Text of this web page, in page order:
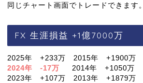
同じチャート画面でトレードできます。
FX 生涯損益 +1億7000万
2025年 +233万 2015年 +1900万
2024年 -17万
2014年 +1050万
2023年 +107万 2013年 +1879万